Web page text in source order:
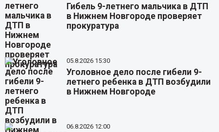
Гибель 9-летнего мальчика в ДТП
в Нижнем Новгороде проверяет
прокуратура
05.8.2026 15:30
Уголовное дело после гибели 9-
летнего ребенка в ДТП возбудили
в Нижнем Новгороде
06.8.2026 12:00